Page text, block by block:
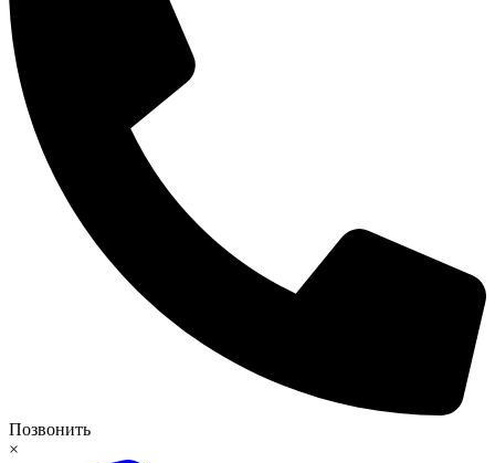
Позвонить
×